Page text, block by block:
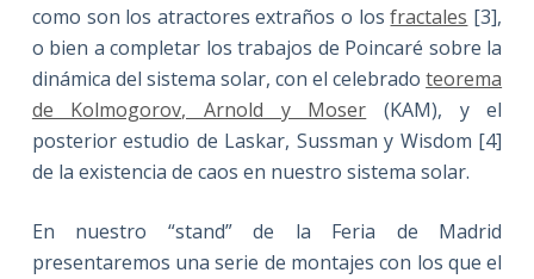
como son los atractores extraños o losfractales [3],
o bien a completar los trabajos de Poincaré sobre la
dinámica del sistema solar, con el celebradoteorema
de Kolmogorov, Arnold y Moser (KAM), y el
posterior estudio de Laskar, Sussman y Wisdom [4]
de la existencia de caos en nuestro sistema solar.
En nuestro “stand” de la Feria de Madrid
presentaremos una serie de montajes con los que el